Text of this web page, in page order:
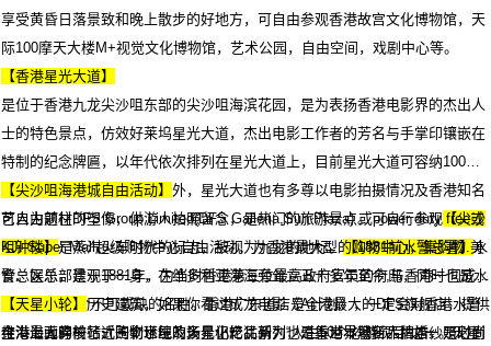
享受黄昏日落景致和晚上散步的好地方，可自由参观香港故宫文化博物馆，天
际100摩天大楼M+视觉文化博物馆，艺术公园，自由空间，戏剧中心等。
【香港星光大道】
是位于香港九龙尖沙咀东部的尖沙咀海滨花园，是为表扬香港电影界的杰出人
士的特色景点，仿效好莱坞星光大道，杰出电影工作者的芳名与手掌印镶嵌在
特制的纪念牌匾，以年代依次排列在星光大道上，目前星光大道可容纳100名
电影工作者的纪念牌匾。此外，星光大道也有多尊以电影拍摄情况及香港知名
艺人为题材的塑像，供游人拍照留念，是热门的旅游景点。可自行参观 【尖沙
咀钟楼】是蒸汽火车时代的标志，被视为九龙的地标。【1881前水警总署】水
警总区总部建于1881年，为当时香港第三位最高政府官员的府邸，同时也是水
警基地。这座历史建筑，如果你看过成龙电影《A计划》，一定会对香港水警
在海上驰骋前行、围剿水匪的场景记忆犹新，也是香港本地新人拍婚纱照必到
【尖沙咀海港城自由活动】
可自由前往DFS Group Limited(DFS Galleria,Sun Plaza) 或power duty free或
KJI Super Mall超级购物中心自由活动，为香港最大型的购物中心，集购物.美
食、娱乐，景观于一身，在维多利亚港海旁耸立五十多年至今,与香港一同成
长,是香港一个不可或缺的名胜。香港广东道店是全港最大的DFS旗舰店，提供
全港最大的一站式购物环境及多元化产品系列，汇集世界著名品牌店，是时尚
【天星小轮】
维港海面穿梭了近一个世纪的天星小轮，列为“人生50个必游项目”之一。天星